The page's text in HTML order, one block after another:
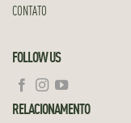
CONTATO
FOLLOW US
RELACIONAMENTO